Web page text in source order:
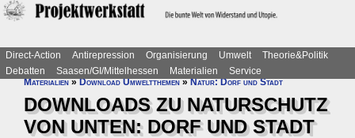
Direct-Action Antirepression Organisierung Umwelt
Theorie&Politik
Debatten
Saasen/GI/Mittelhessen Materialien
Service
Materialien»Download Umweltthemen»Natur: Dorf und Stadt
DOWNLOADS ZU NATURSCHUTZ
VON UNTEN: DORF UND STADT